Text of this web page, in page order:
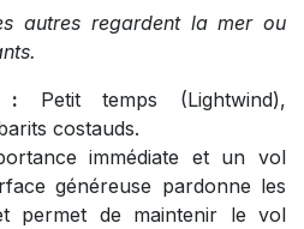
autres regardent la mer ou
: Petit temps (Lightwind),
costauds.
immédiate et un vol
généreuse pardonne les
permet de maintenir le vol